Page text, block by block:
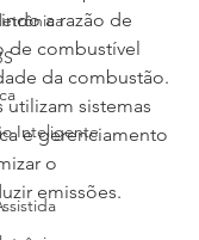
Inteligente
a razão de
de combustível
da combustão.
sistemas
e gerenciamento
o
emissões.